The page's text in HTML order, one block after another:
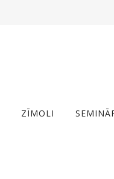
ZĪMOLI